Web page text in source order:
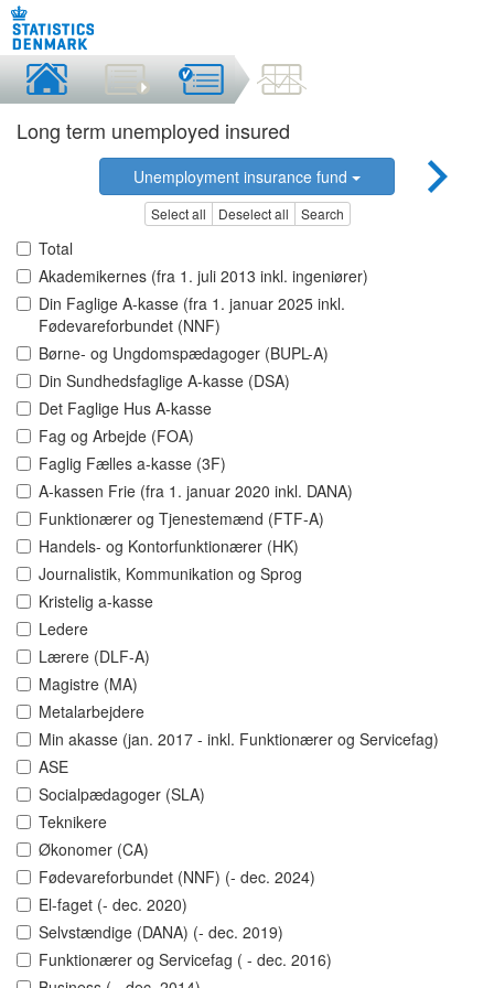
Long term unemployed insured
Unemployment insurance fund
Select all Deselect all Search
Total
Akademikernes (fra 1. juli 2013 inkl. ingeniører)
Din Faglige A-kasse (fra 1. januar 2025 inkl.
Fødevareforbundet (NNF)
Børne- og Ungdomspædagoger (BUPL-A)
Din Sundhedsfaglige A-kasse (DSA)
Det Faglige Hus A-kasse
Fag og Arbejde (FOA)
Faglig Fælles a-kasse (3F)
A-kassen Frie (fra 1. januar 2020 inkl. DANA)
Funktionærer og Tjenestemænd (FTF-A)
Handels- og Kontorfunktionærer (HK)
Journalistik, Kommunikation og Sprog
Kristelig a-kasse
Ledere
Lærere (DLF-A)
Magistre (MA)
Metalarbejdere
Min akasse (jan. 2017 - inkl. Funktionærer og Servicefag)
ASE
Socialpædagoger (SLA)
Teknikere
Økonomer (CA)
Fødevareforbundet (NNF) (- dec. 2024)
El-faget (- dec. 2020)
Selvstændige (DANA) (- dec. 2019)
Funktionærer og Servicefag ( - dec. 2016)